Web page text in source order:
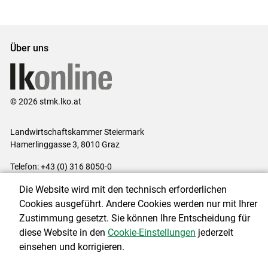
Über uns
© 2026 stmk.lko.at
Landwirtschaftskammer Steiermark
Hamerlinggasse 3, 8010 Graz
Telefon: +43 (0) 316 8050-0
Impressum|Kontakt|Datenschutzerklärung|Barrierefreiheit|
Cookie-Einstellungen
Die Website wird mit den technisch erforderlichen
Cookies ausgeführt. Andere Cookies werden nur mit Ihrer
Zustimmung gesetzt. Sie können Ihre Entscheidung für
diese Website in den Cookie-Einstellungen jederzeit
einsehen und korrigieren.